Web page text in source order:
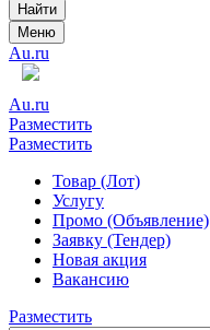
Найти
Меню
Au.ru
Au.ru
Разместить
Разместить
Товар (Лот)
Услугу
Промо (Объявление)
Заявку (Тендер)
Новая акция
Вакансию
Разместить